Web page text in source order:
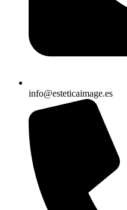
info@esteticaimage.es